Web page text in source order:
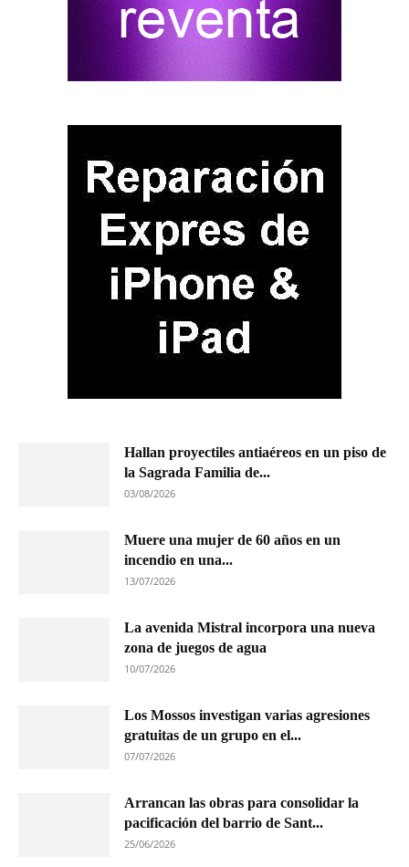
Hallan proyectiles antiaéreos en un piso de
la Sagrada Familia de...
03/08/2026
Muere una mujer de 60 años en un
incendio en una...
13/07/2026
La avenida Mistral incorpora una nueva
zona de juegos de agua
10/07/2026
Los Mossos investigan varias agresiones
gratuitas de un grupo en el...
07/07/2026
Arrancan las obras para consolidar la
pacificación del barrio de Sant...
25/06/2026